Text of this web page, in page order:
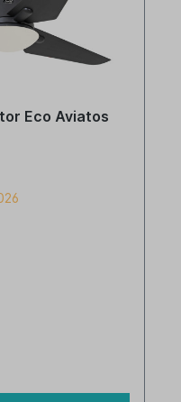
Eco Aviatos